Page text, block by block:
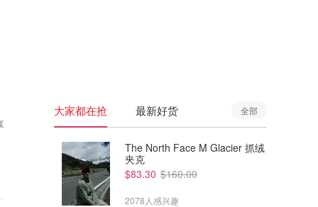
大家都在抢 最新好货 全部
The North Face M Glacier 抓绒
夹克
$83.30 $160.00
2078人感兴趣